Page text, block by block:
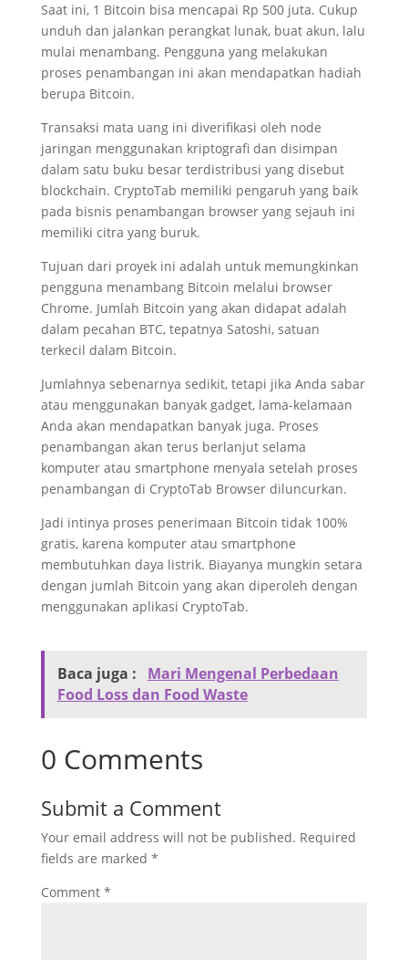
Saat ini, 1 Bitcoin bisa mencapai Rp 500 juta. Cukup
unduh dan jalankan perangkat lunak, buat akun, lalu
mulai menambang. Pengguna yang melakukan
proses penambangan ini akan mendapatkan hadiah
berupa Bitcoin.
Transaksi mata uang ini diverifikasi oleh node
jaringan menggunakan kriptografi dan disimpan
dalam satu buku besar terdistribusi yang disebut
blockchain. CryptoTab memiliki pengaruh yang baik
pada bisnis penambangan browser yang sejauh ini
memiliki citra yang buruk.
Tujuan dari proyek ini adalah untuk memungkinkan
pengguna menambang Bitcoin melalui browser
Chrome. Jumlah Bitcoin yang akan didapat adalah
dalam pecahan BTC, tepatnya Satoshi, satuan
terkecil dalam Bitcoin.
Jumlahnya sebenarnya sedikit, tetapi jika Anda sabar
atau menggunakan banyak gadget, lama-kelamaan
Anda akan mendapatkan banyak juga. Proses
penambangan akan terus berlanjut selama
komputer atau smartphone menyala setelah proses
penambangan di CryptoTab Browser diluncurkan.
Jadi intinya proses penerimaan Bitcoin tidak 100%
gratis, karena komputer atau smartphone
membutuhkan daya listrik. Biayanya mungkin setara
dengan jumlah Bitcoin yang akan diperoleh dengan
menggunakan aplikasi CryptoTab.
Baca juga :
Mari Mengenal Perbedaan
Food Loss dan Food Waste
0 Comments
Submit a Comment
Your email address will not be published. Required
fields are marked *
Comment *